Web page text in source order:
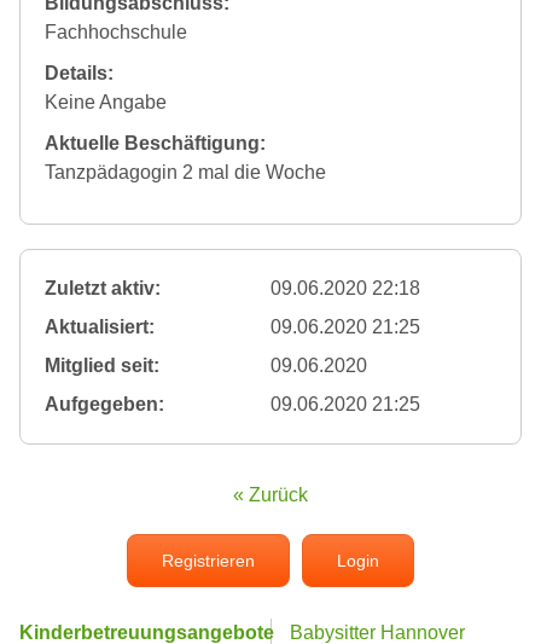
Fachhochschule
Details:
Keine Angabe
Aktuelle Beschäftigung:
Tanzpädagogin 2 mal die Woche
Zuletzt aktiv:
09.06.2020 22:18
Aktualisiert:
09.06.2020 21:25
Mitglied seit:
09.06.2020
Aufgegeben:
09.06.2020 21:25
« Zurück
Registrieren Login
Kinderbetreuungsangebote
Babysitter Hannover